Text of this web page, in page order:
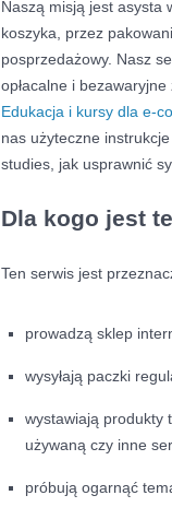
Naszą misją jest asysta
koszyka, przez
posprzedażowy. Nasz
opłacalne i
Edukacja i kursy dla e-
nas użyteczne
studies, jak usprawnić
Dla kogo jest
Ten serwis jest
prowadzą sklep
wysyłają paczki
wystawiają produkty
używaną czy inne
próbują ogarnąć